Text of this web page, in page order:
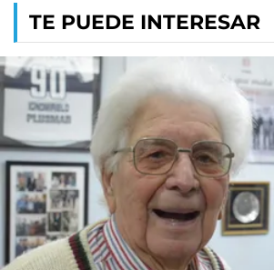
TE PUEDE INTERESAR